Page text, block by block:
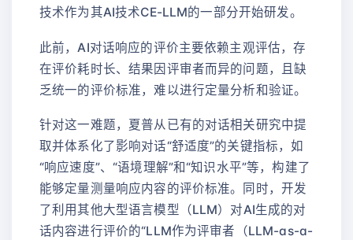
技术作为其AI技术CE-LLM的一部分开始研发。
此前，AI对话响应的评价主要依赖主观评估，存
在评价耗时长、结果因评审者而异的问题，且缺
乏统一的评价标准，难以进行定量分析和验证。
针对这一难题，夏普从已有的对话相关研究中提
取并体系化了影响对话“舒适度”的关键指标，如
“响应速度”、“语境理解”和“知识水平”等，构建了
能够定量测量响应内容的评价标准。同时，开发
了利用其他大型语言模型（LLM）对AI生成的对
话内容进行评价的“LLM作为评审者（LLM-as-a-